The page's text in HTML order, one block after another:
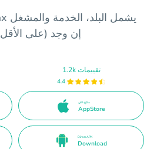
إن وجد (على الأقل ٢٠٠ حرف)
1.2k تقييمات
4.4
متاح على
AppStore
Direct APK
Download